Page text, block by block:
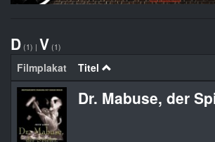
D (1) | V (1)
Filmplakat Titel
Dr. Mabuse, der